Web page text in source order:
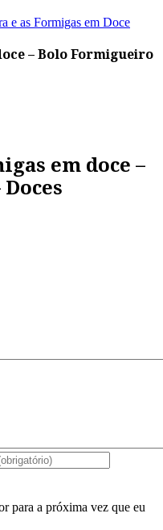
e as Formigas em Doce
– Bolo Formigueiro
em doce –
para a próxima vez que eu